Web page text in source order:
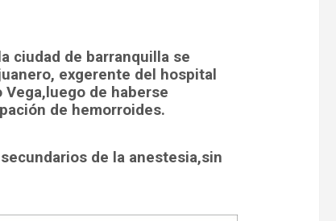
ciudad de barranquilla se
exgerente del hospital
de haberse
de hemorroides.
de la anestesia,sin